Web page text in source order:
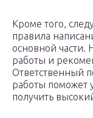
Кроме того,
правила
основной части.
работы и
Ответственный
работы поможет
получить